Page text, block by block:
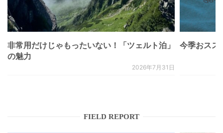
非常用だけじゃもったいない！「ツェルト泊」
の魅力
2026年7月31日
今季おスス
FIELD REPORT